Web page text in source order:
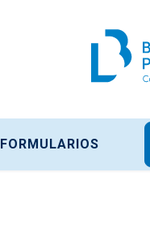
FORMULARIOS